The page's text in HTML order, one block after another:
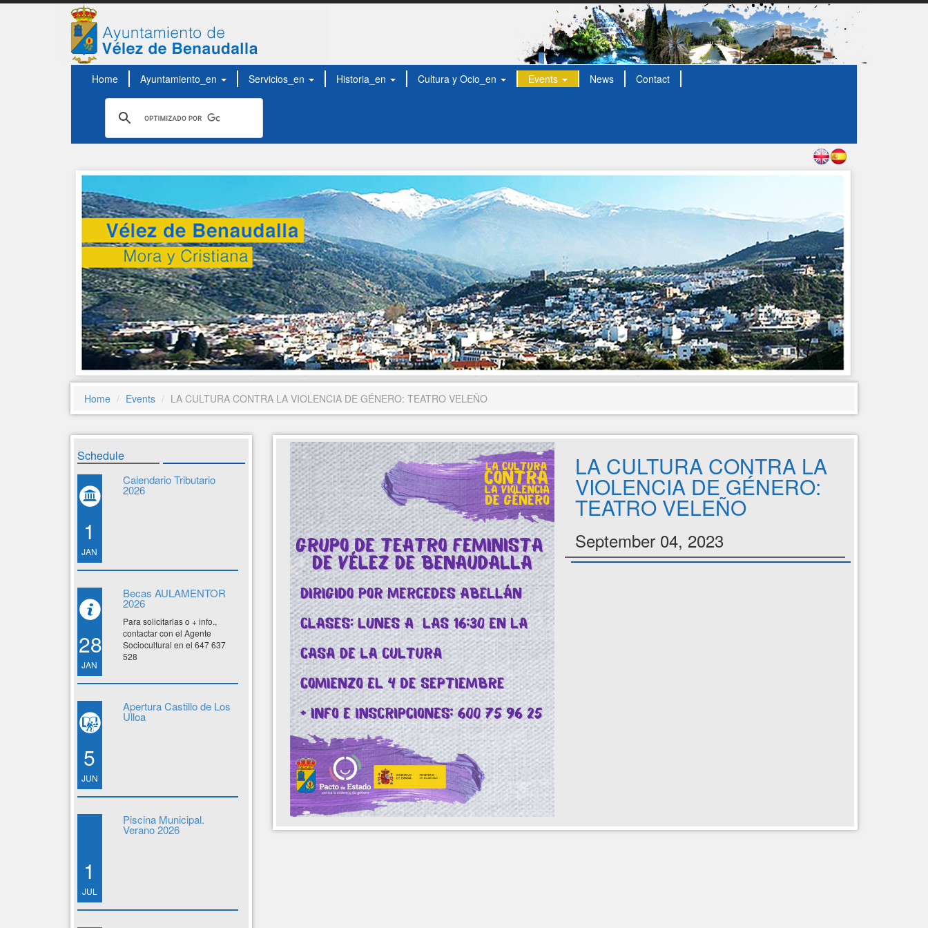
Home Ayuntamiento_en Servicios_en Historia_en Cultura y Ocio_en Events News Contact
Home Events LA CULTURA CONTRA LA VIOLENCIA DE GÉNERO: TEATRO VELEÑO
Schedule
1
JAN
Calendario Tributario
2026
28
JAN
Becas AULAMENTOR
2026
Para solicitarlas o + info.,
contactar con el Agente
Sociocultural en el 647 637
528
5
JUN
Apertura Castillo de Los
Ulloa
1
JUL
Piscina Municipal.
Verano 2026
LA CULTURA CONTRA LA
VIOLENCIA DE GÉNERO:
TEATRO VELEÑO
September 04, 2023